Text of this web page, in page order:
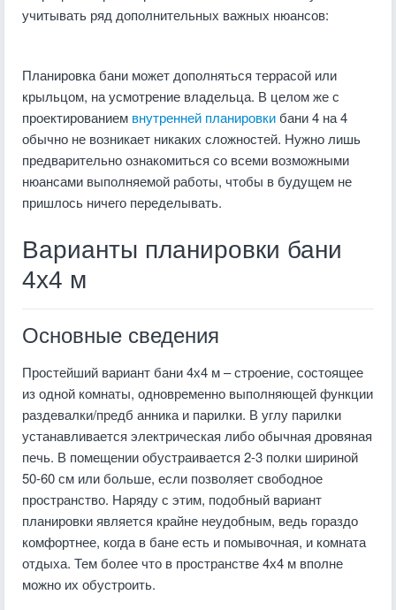
учитывать ряд дополнительных важных нюансов:
Планировка бани может дополняться террасой или
крыльцом, на усмотрение владельца. В целом же с
проектированием внутренней планировки бани 4 на 4
обычно не возникает никаких сложностей. Нужно лишь
предварительно ознакомиться со всеми возможными
нюансами выполняемой работы, чтобы в будущем не
пришлось ничего переделывать.
Варианты планировки бани
4х4 м
Основные сведения
Простейший вариант бани 4х4 м – строение, состоящее
из одной комнаты, одновременно выполняющей функции
раздевалки/предб анника и парилки. В углу парилки
устанавливается электрическая либо обычная дровяная
печь. В помещении обустраивается 2-3 полки шириной
50-60 см или больше, если позволяет свободное
пространство. Наряду с этим, подобный вариант
планировки является крайне неудобным, ведь гораздо
комфортнее, когда в бане есть и помывочная, и комната
отдыха. Тем более что в пространстве 4х4 м вполне
можно их обустроить.